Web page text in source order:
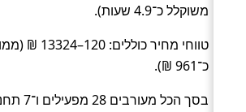
משוקלל כ־4.9 שעות).
טווחי מחיר
כ־961 ₪).
בסך הכל מעורבים 28 מפעילים ו־7 תחנות מוצא/יעד.